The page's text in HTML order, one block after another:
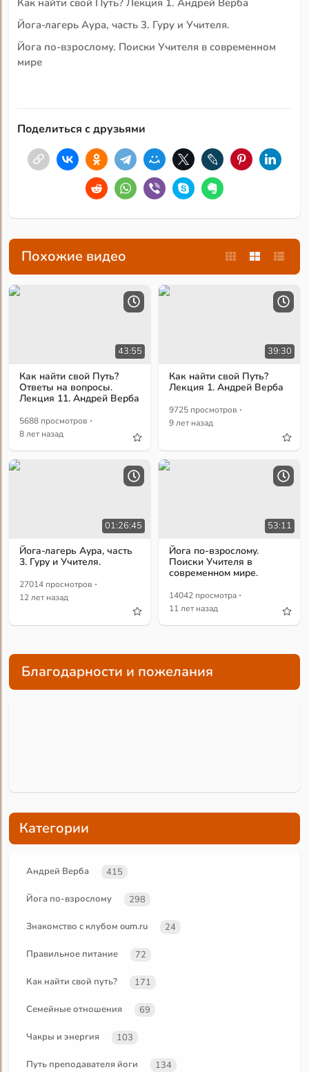
Как найти свой Путь? Лекция 1. Андрей Верба
Йога-лагерь Аура, часть 3. Гуру и Учителя.
Йога по-взрослому. Поиски Учителя в современном
мире
Поделиться с друзьями
Похожие видео
43:55
Как найти свой Путь?
Ответы на вопросы.
Лекция 11. Андрей Верба
5688 просмотров ·
8 лет назад
39:30
Как найти свой Путь?
Лекция 1. Андрей Верба
9725 просмотров ·
9 лет назад
01:26:45
Йога-лагерь Аура, часть
3. Гуру и Учителя.
27014 просмотров ·
12 лет назад
53:11
Йога по-взрослому.
Поиски Учителя в
современном мире.
14042 просмотра ·
11 лет назад
Благодарности и пожелания
Категории
Андрей Верба 415
Йога по-взрослому 298
Знакомство с клубом oum.ru 24
Правильное питание 72
Как найти свой путь? 171
Семейные отношения 69
Чакры и энергия 103
Путь преподавателя йоги 134